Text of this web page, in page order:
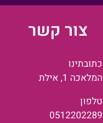
צור קשר
כתובתינו
המלאכה 1, אילת
טלפון
0512202289